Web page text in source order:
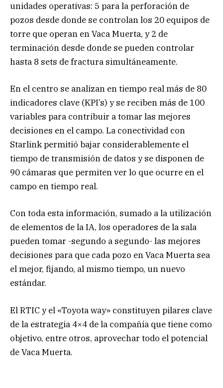
unidades operativas: 5 para la perforación de
pozos desde donde se controlan los 20 equipos de
torre que operan en Vaca Muerta, y 2 de
terminación desde donde se pueden controlar
hasta 8 sets de fractura simultáneamente.
En el centro se analizan en tiempo real más de 80
indicadores clave (KPI’s) y se reciben más de 100
variables para contribuir a tomar las mejores
decisiones en el campo. La conectividad con
Starlink permitió bajar considerablemente el
tiempo de transmisión de datos y se disponen de
90 cámaras que permiten ver lo que ocurre en el
campo en tiempo real.
Con toda esta información, sumado a la utilización
de elementos de la IA, los operadores de la sala
pueden tomar -segundo a segundo- las mejores
decisiones para que cada pozo en Vaca Muerta sea
el mejor, fijando, al mismo tiempo, un nuevo
estándar.
El RTIC y el «Toyota way» constituyen pilares clave
de la estrategia 4×4 de la compañía que tiene como
objetivo, entre otros, aprovechar todo el potencial
de Vaca Muerta.